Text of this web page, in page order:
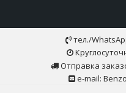
тел./
Отправка
e-mail: